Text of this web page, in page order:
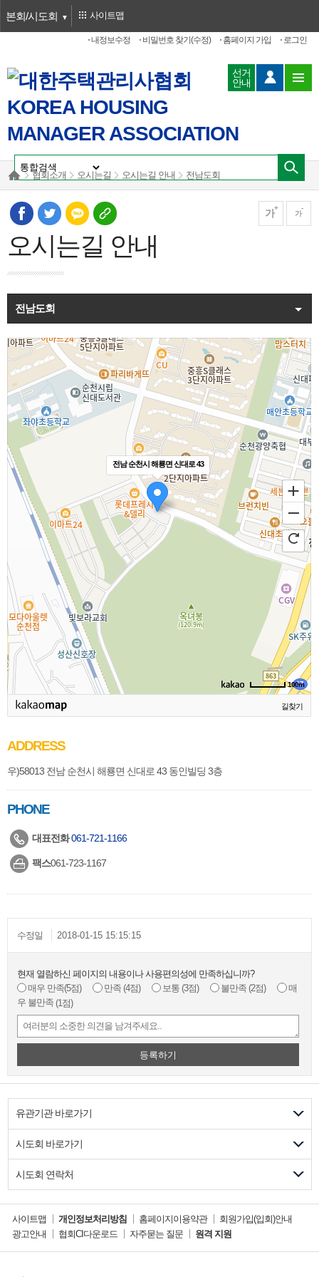
본회/시도회
로그인
홈페이지 가입
비밀번호 찾기(수정)
내정보수정
사이트맵
선거
안내
협회소개 오시는길 오시는길 안내 전남도회
가 가
오시는길 안내
전남도회
전남 순천시 해룡면 신대로 43
100m
길찾기
ADDRESS
우)58013 전남 순천시 해룡면 신대로 43 동인빌딩 3층
PHONE
대표전화061-721-1166
팩스061-723-1167
수정일 2018-01-15 15:15:15
현재 열람하신 페이지의 내용이나 사용편의성에 만족하십니까?
매우 만족(5점) 만족 (4점) 보통 (3점) 불만족 (2점)
매
우 불만족 (1점)
등록하기
유관기관 바로가기
시도회 바로가기
시도회 연락처
사이트맵 개인정보처리방침 홈페이지이용약관
회원가입(입회)안내
광고안내
협회CI다운로드 자주묻는 질문 원격 지원